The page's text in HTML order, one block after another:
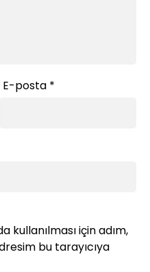
E-posta *
kullanılması için adım,
bu tarayıcıya